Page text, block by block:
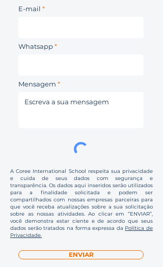
E-mail
Whatsapp
Mensagem
A Coree International School respeita sua privacidade
e cuida de seus dados com segurança e
transparência. Os dados aqui inseridos serão utilizados
para a finalidade solicitada e podem ser
compartilhados com nossas empresas parceiras para
que você receba atualizações sobre a sua solicitação
sobre as nossas atividades. Ao clicar em “ENVIAR”,
você demonstra estar ciente e de acordo que seus
dados serão tratados na forma expressa da Política de
Privacidade.
ENVIAR